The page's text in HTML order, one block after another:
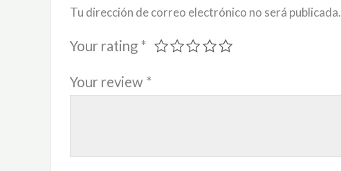
Tu dirección de correo electrónico no será publicada.
Your rating *
Your review *